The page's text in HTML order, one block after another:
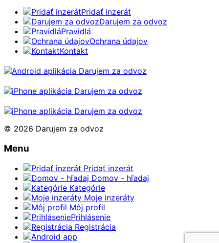
Pridať inzerát
Darujem za odvoz
Pravidlá
Ochrana údajov
Kontakt
© 2026 Darujem za odvoz
Menu
Pridať inzerát
Domov - hľadaj
Kategórie
Moje inzeráty
Môj profil
Prihlásenie
Registrácia